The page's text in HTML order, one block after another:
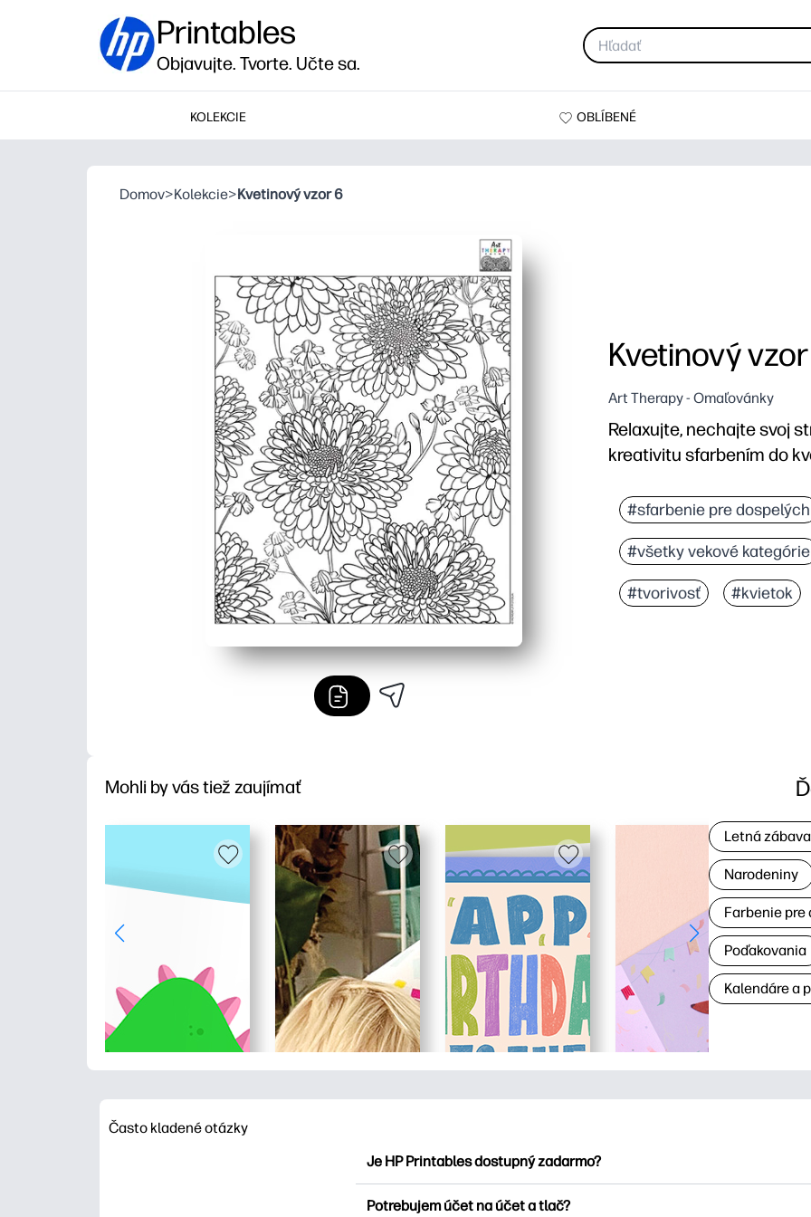
Printables
Objavujte. Tvorte. Učte sa.
KOLEKCIE OBLÍBENÉ
Domov>Kolekcie>Kvetinový vzor 6
Kvetinový
Art Therapy - Omaľovánky
Relaxujte, nechajte svoj
kreativitu sfarbením do
Môžete tlačiť za pár
Podrobný kvetinový
Môžete ho použiť
Môžete tlačiť doplnky
#sfarbenie pre dospelých
#všetky vekové kategórie
#tvorivosť #kvietok
Mohli by vás tiež zaujímať
Letná zábava
Narodeniny
Farbenie pre
Poďakovania
Kalendáre a
Často kladené otázky
Je HP Printables dostupný zadarmo?
Potrebujem účet na účet a tlač?